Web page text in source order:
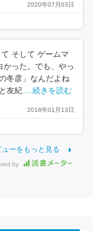
2020年07月03日
そして ゲームマ
かった。でも、やっ
冬彦」なんだよね
友紀
…続きを読む
2018年01月13日
ューをもっと見る
by